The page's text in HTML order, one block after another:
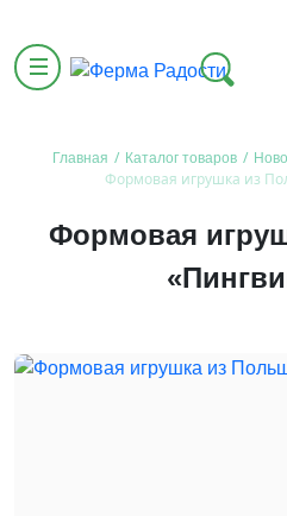
Главная / Каталог товаров /
Формовая игрушка из
Формовая